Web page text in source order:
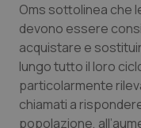
Quotidiano
Quotidiano
Rene &
Oms sottolinea che
devono essere
acquistare e
lungo tutto il loro
particolarmente
chiamati a
popolazione,